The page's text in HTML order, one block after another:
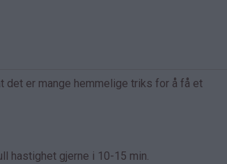
det er mange hemmelige triks for å få et
hastighet gjerne i 10-15 min.